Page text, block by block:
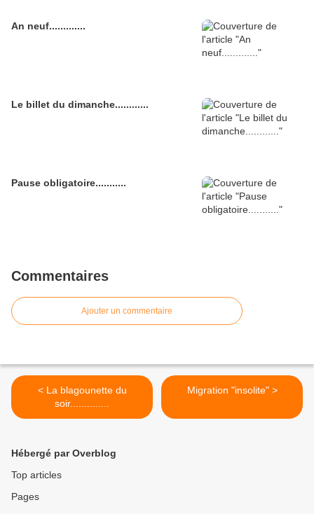
An neuf.............
Le billet du dimanche............
Pause obligatoire...........
Commentaires
Ajouter un commentaire
< La blagounette du
soir..............
Migration "insolite" >
Hébergé par Overblog
Top articles
Pages